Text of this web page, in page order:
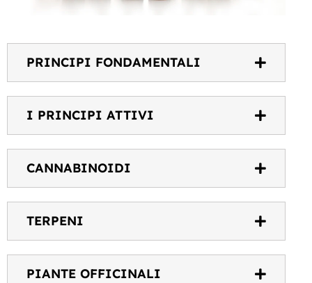
PRINCIPI FONDAMENTALI
I PRINCIPI ATTIVI
CANNABINOIDI
TERPENI
PIANTE OFFICINALI